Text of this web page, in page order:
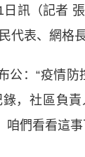
（記者 張
代表、網格
：“疫情防
錄，社區負
咱們看看這